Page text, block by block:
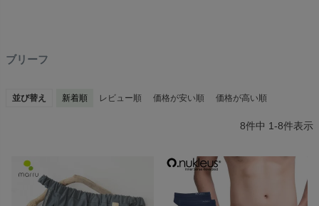
ブリーフ
並び替え 新着順 レビュー順 価格が安い順 価格が高い順
8件中 1-8件表示